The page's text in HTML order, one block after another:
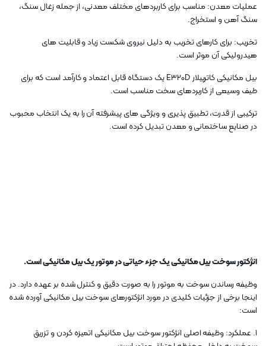
عملیات معدن: مناسب برای کاربردهای مختلف معدنی، از جمله زغال سنگ،
سنگ آهن و استخراج.
تخریب: برای کارهای تخریب به دلیل نیروی شکست زیاد و قابلیت های
هیدرولیکی آن موثر است.
بیل مکانیکی کاترپیلار E320D یک دستگاه قابل اعتماد و کارآمد است که برای
طیف وسیعی از کاربردهای سخت مناسب است.
ترکیبی از قدرت، تطبیق پذیری و ویژگی های پیشرفته آن را به یک انتخاب محبوب
در صنایع ساختمانی و معدن تبدیل کرده است.
انژکتور سوخت بیل مکانیکی یک جزء حیاتی در موتور یک بیل مکانیکی است.
وظیفه رساندن سوخت به موتور را به صورت دقیق و کنترل شده بر عهده دارد. در
اینجا برخی از جزئیات کلیدی در مورد انژکتورهای سوخت بیل مکانیکی آورده شده
است:
1. عملکرد: وظیفه اصلی انژکتور سوخت بیل مکانیکی اتمیزه کردن و تزریق